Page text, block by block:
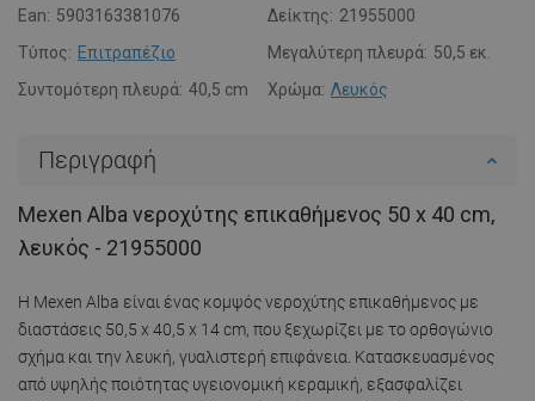
Ean: 5903163381076 Δείκτης: 21955000
Τύπος: Επιτραπέζιο Μεγαλύτερη πλευρά: 50,5 εκ.
Συντομότερη πλευρά: 40,5 cm Χρώμα: Λευκός
Περιγραφή
Mexen Alba νεροχύτης επικαθήμενος 50 x 40 cm,
λευκός - 21955000
Η Mexen Alba είναι ένας κομψός νεροχύτης επικαθήμενος με
διαστάσεις 50,5 x 40,5 x 14 cm, που ξεχωρίζει με το ορθογώνιο
σχήμα και την λευκή, γυαλιστερή επιφάνεια. Κατασκευασμένος
από υψηλής ποιότητας υγειονομική κεραμική, εξασφαλίζει